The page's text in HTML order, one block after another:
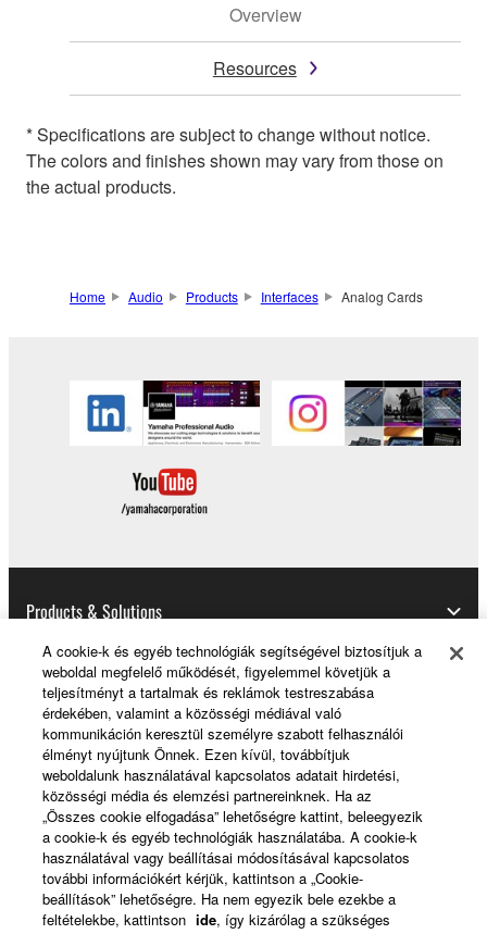
Overview
Resources
* Specifications are subject to change without notice.
The colors and finishes shown may vary from those on
the actual products.
Home Audio Products Interfaces Analog Cards
Products & Solutions
News
About Yamaha
Magyarország - English
Consumer
A cookie-k és egyéb technológiák segítségével biztosítjuk a
weboldal megfelelő működését, figyelemmel követjük a
teljesítményt a tartalmak és reklámok testreszabása
érdekében, valamint a közösségi médiával való
kommunikáción keresztül személyre szabott felhasználói
élményt nyújtunk Önnek. Ezen kívül, továbbítjuk
weboldalunk használatával kapcsolatos adatait hirdetési,
közösségi média és elemzési partnereinknek. Ha az
„Összes cookie elfogadása” lehetőségre kattint, beleegyezik
a cookie-k és egyéb technológiák használatába. A cookie-k
használatával vagy beállításai módosításával kapcsolatos
további információkért kérjük, kattintson a „Cookie-
beállítások” lehetőségre. Ha nem egyezik bele ezekbe a
feltételekbe, kattintson ide, így kizárólag a szükséges